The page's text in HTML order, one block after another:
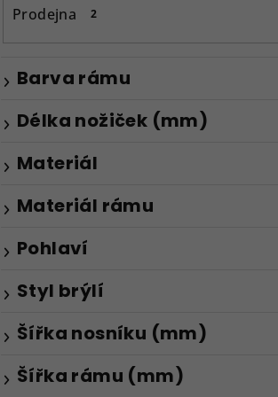
Prodejna 2
Barva rámu
Délka nožiček (mm)
Materiál
Materiál rámu
Pohlaví
Styl brýlí
Šířka nosníku (mm)
Šířka rámu (mm)